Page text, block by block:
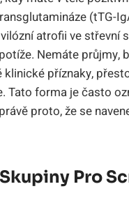
(tTG-
atrofii ve střevní
Nemáte průjmy,
klinické příznaky,
Tato forma je často
proto, že se
Pro